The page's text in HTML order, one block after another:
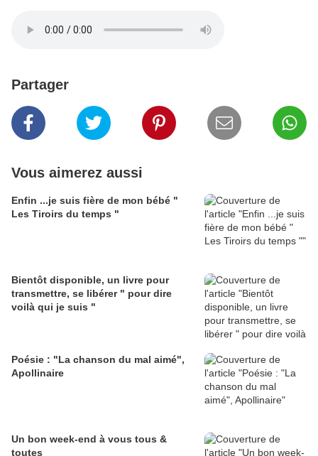
Partager
Vous aimerez aussi
Enfin ...je suis fière de mon bébé "
Les Tiroirs du temps "
Bientôt disponible, un livre pour
transmettre, se libérer " pour dire
voilà qui je suis "
Poésie : "La chanson du mal aimé",
Apollinaire
Un bon week-end à vous tous &
toutes